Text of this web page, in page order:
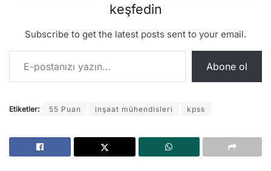
keşfedin
Subscribe to get the latest posts sent to your email.
E-postanızı yazın…
Abone ol
Etiketler: 55 Puan inşaat mühendisleri kpss